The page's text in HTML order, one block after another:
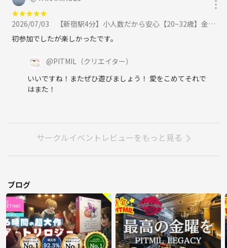
東京メトロ半蔵門線 青山一丁目駅 徒歩18分
都営大江戸線 麻布十番駅 徒歩17分
■遊べる作品：
遊ぶ作品を現地で決定します
50作品以上ありますので
選び放題です
下に一覧表示しています
🎈🎈🎈🎈🎈🎈🎈🎈🎈
■必ず各自持ってくるもの：
途中で外出OKも自由です、近所にお寿司屋さん・ピザ屋さん・スーパ
ーもあります
■参加条件：
①マダミス経験数15回以下の人
（上級者の方は遊べる作品がないかもしれませんのでご了承下さい）
★★★★★
2026/07/03
【新宿駅4分】小人数だから安心【20~32歳】金曜日にお話ししよう。かんたんボドゲ飲み会（ノンアルOK）に参加
初参加でしたが楽しかったです。
@PITMIL
（クリエイター）
いいですね！またぜひ遊びましょう！ 愛をこめてそれで
はまた！
サークルイベントレビューをもっと見る
ブログ